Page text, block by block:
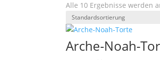
Alle 10 Ergebnisse werden
Arche-Noah-